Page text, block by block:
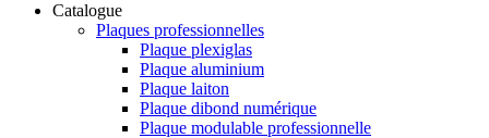
Catalogue
Plaques professionnelles
Plaque plexiglas
Plaque aluminium
Plaque laiton
Plaque dibond numérique
Plaque modulable professionnelle